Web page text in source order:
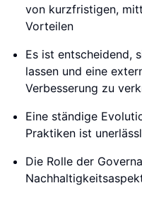
von kurzfristigen,
Vorteilen
Es ist entscheidend,
lassen und eine
Verbesserung zu
Eine ständige
Praktiken ist
Die Rolle der